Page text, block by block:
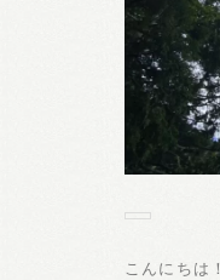
こんにちは